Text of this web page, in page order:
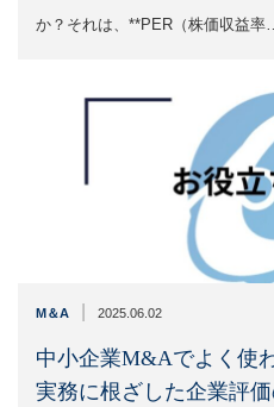
か？それは、**PER（株価収益率…
M＆A 2025.06.02
中小企業M&Aでよく使
実務に根ざした企業評